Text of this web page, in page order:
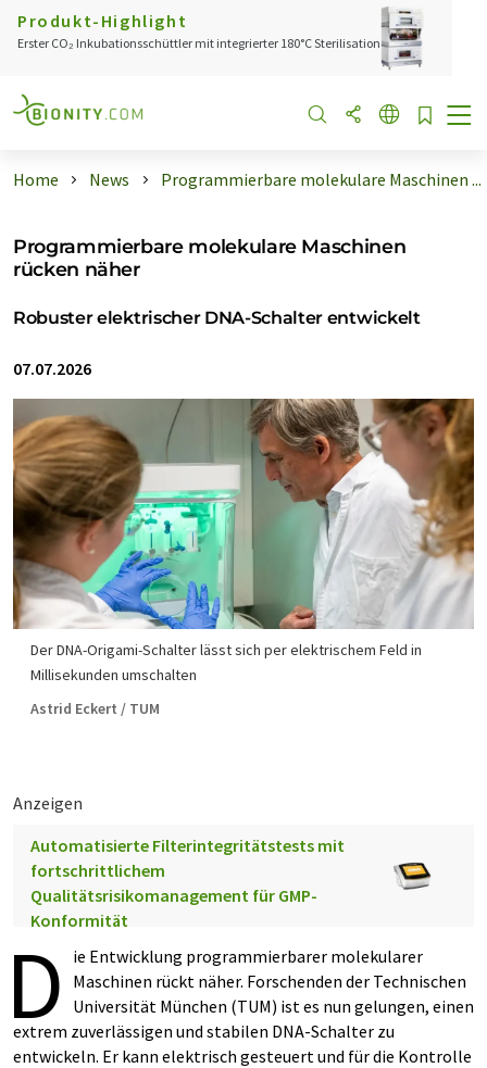
Produkt-Highlight
Erster CO₂ Inkubationsschüttler mit integrierter 180°C Sterilisation
Home News Programmierbare molekulare Maschinen ...
Programmierbare molekulare Maschinen
rücken näher
Robuster elektrischer DNA-Schalter entwickelt
07.07.2026
Der DNA-Origami-Schalter lässt sich per elektrischem Feld in
Millisekunden umschalten
Astrid Eckert / TUM
Anzeigen
Automatisierte Filterintegritätstests mit
fortschrittlichem
Qualitätsrisikomanagement für GMP-
Konformität
D
ie Entwicklung programmierbarer molekularer
Maschinen rückt näher. Forschenden der Technischen
Universität München (TUM) ist es nun gelungen, einen
extrem zuverlässigen und stabilen DNA-Schalter zu
entwickeln. Er kann elektrisch gesteuert und für die Kontrolle